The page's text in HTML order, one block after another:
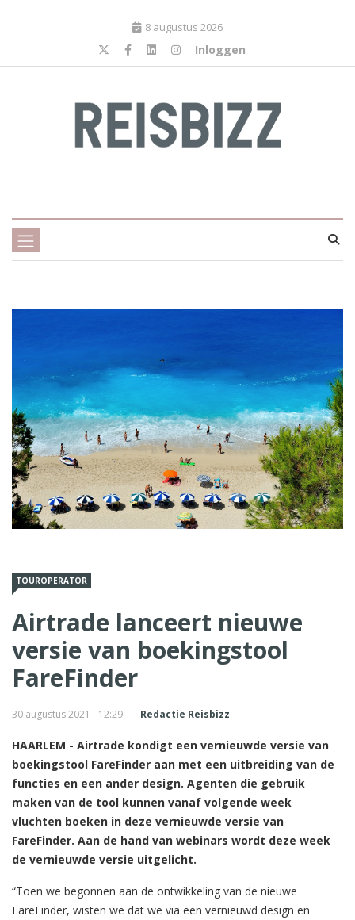
8 augustus 2026
Inloggen
TOUROPERATOR
Airtrade lanceert nieuwe
versie van boekingstool
FareFinder
30 augustus 2021 - 12:29 Redactie Reisbizz
HAARLEM - Airtrade kondigt een vernieuwde versie van
boekingstool FareFinder aan met een uitbreiding van de
functies en een ander design. Agenten die gebruik
maken van de tool kunnen vanaf volgende week
vluchten boeken in deze vernieuwde versie van
FareFinder. Aan de hand van webinars wordt deze week
de vernieuwde versie uitgelicht.
“Toen we begonnen aan de ontwikkeling van de nieuwe
FareFinder, wisten we dat we via een vernieuwd design en